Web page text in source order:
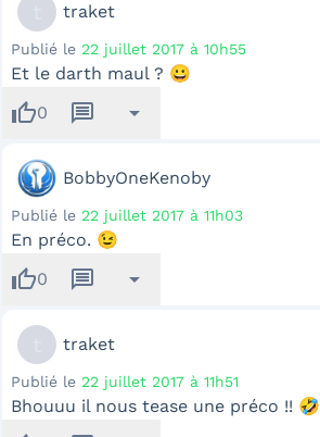
traket
Publié le 22 juillet 2017 à 10h55
Et le darth maul ? 😀
thumb_up0 message arrow_drop_down
BobbyOneKenoby
Publié le 22 juillet 2017 à 11h03
En préco. 😉
thumb_up0 message arrow_drop_down
traket
Publié le 22 juillet 2017 à 11h51
Bhouuu il nous tease une préco !! 🤣